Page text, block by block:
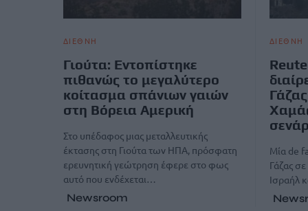
ΔΙΕΘΝΗ
Γιούτα: Εντοπίστηκε
πιθανώς το μεγαλύτερο
κοίτασμα σπάνιων γαιών
στη Βόρεια Αμερική
Στο υπέδαφος μιας μεταλλευτικής
έκτασης στη Γιούτα των ΗΠΑ, πρόσφατη
ερευνητική γεώτρηση έφερε στο φως
αυτό που ενδέχεται…
Newsroom
ΔΙΕΘΝΗ
Μία de
Γάζας
Ισραήλ